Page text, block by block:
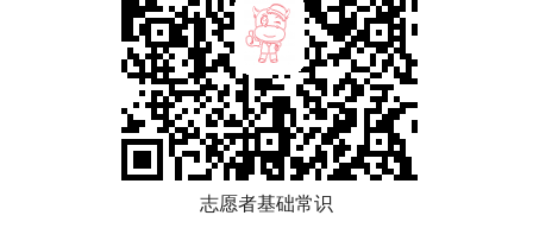
志愿者基础常识